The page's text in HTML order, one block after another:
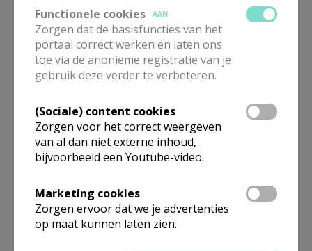
de liefde die Christus
is." - Paus Johannes-
Paulus II
De Wereldjongerendagen zijn een echt
internationaal gebeuren. Sinds 1984 reisde het event
de ganse wereld rond. Zo waren ondermeer Buenos
Aires (1987), Toronto (200), Sydney (2008) en
Panama-City (2019) al eens gaststad. Maar ook
Wereldjongerendagen plaats in de Portugese
hoofdstad Lissabon.
Functionele cookies AAN
Zorgen dat de basisfuncties van het
portaal correct werken en laten ons
toe via de anonieme registratie van je
gebruik deze verder te verbeteren.
(Sociale) content cookies
Zorgen voor het correct weergeven
van al dan niet externe inhoud,
bijvoorbeeld een Youtube-video.
Marketing cookies
Zorgen ervoor dat we je advertenties
op maat kunnen laten zien.